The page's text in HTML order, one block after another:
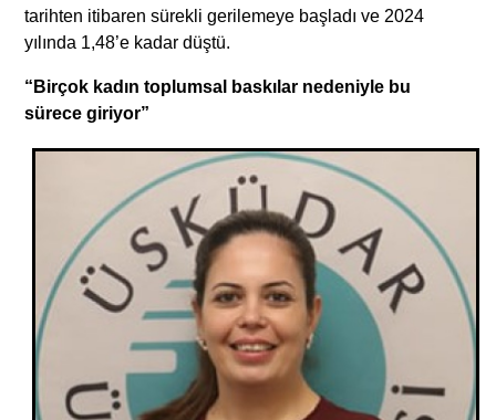
tarihten itibaren sürekli gerilemeye başladı ve 2024
yılında 1,48’e kadar düştü.
“Birçok kadın toplumsal baskılar nedeniyle bu
sürece giriyor”